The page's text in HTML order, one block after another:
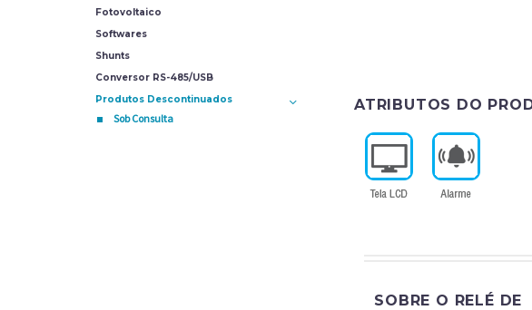
ATRIBUTOS DO
SOBRE O RELÉ DE
Fotovoltaico
Softwares
Shunts
Conversor RS-485/USB
Produtos Descontinuados
Sob Consulta